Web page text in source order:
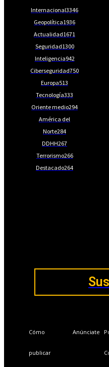
Internacional3346
Geopolítica1936
Actualidad1671
Seguridad1300
Inteligencia942
Ciberseguridad750
Europa513
Tecnología333
Oriente medio294
América del
Norte284
DDHH267
Terrorismo266
Destacado264
Cómo
publicar
Anúnciate